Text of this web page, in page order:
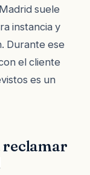
suele
instancia y
Durante ese
el cliente
es un
reclamar